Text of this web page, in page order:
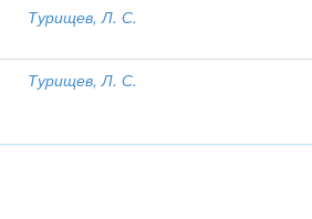
Турищев, Л. С.
Турищев, Л. С.